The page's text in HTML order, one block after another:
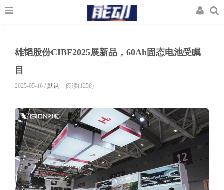
雄韬股份CIBF2025展新品，60Ah固态电池受瞩
目
2025-05-16 / 默认 阅读(1258)